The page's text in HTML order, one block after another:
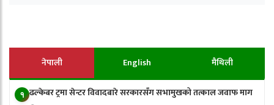
नेपाली English मैथिली
१ ढल्केबर ट्रमा सेन्टर विवादबारे सरकारसँग सभामुखको तत्काल जवाफ माग